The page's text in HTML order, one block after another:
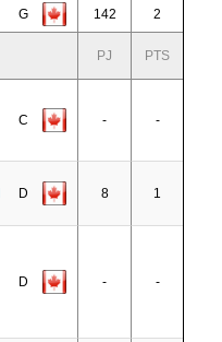
G 142 2
PJ PTS
C - -
D 8 1
D - -